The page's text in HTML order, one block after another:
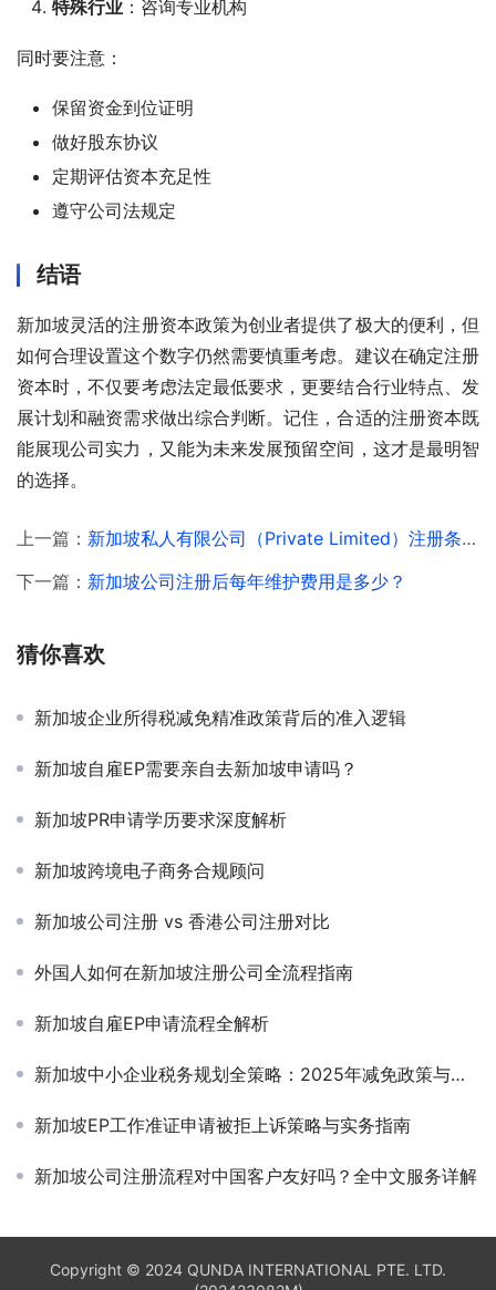
特殊行业 ：咨询专业机构
同时要注意：
保留资金到位证明
做好股东协议
定期评估资本充足性
遵守公司法规定
结语
新加坡灵活的注册资本政策为创业者提供了极大的便利，但
如何合理设置这个数字仍然需要慎重考虑。建议在确定注册
资本时，不仅要考虑法定最低要求，更要结合行业特点、发
展计划和融资需求做出综合判断。记住，合适的注册资本既
能展现公司实力，又能为未来发展预留空间，这才是最明智
的选择。
上一篇： 新加坡私人有限公司（Private Limited）注册条件详解
下一篇： 新加坡公司注册后每年维护费用是多少？
猜你喜欢
新加坡企业所得税减免精准政策背后的准入逻辑
新加坡自雇EP需要亲自去新加坡申请吗？
新加坡PR申请学历要求深度解析
新加坡跨境电子商务合规顾问
新加坡公司注册 vs 香港公司注册对比
外国人如何在新加坡注册公司全流程指南
新加坡自雇EP申请流程全解析
新加坡中小企业税务规划全策略：2025年减免政策与合规实践指南
新加坡EP工作准证申请被拒上诉策略与实务指南
新加坡公司注册流程对中国客户友好吗？全中文服务详解
Copyright © 2024 QUNDA INTERNATIONAL PTE. LTD.